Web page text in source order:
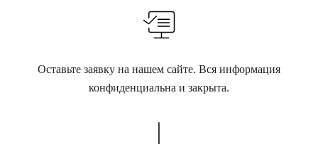
Оставьте заявку на нашем сайте. Вся информация
конфиденциальна и закрыта.